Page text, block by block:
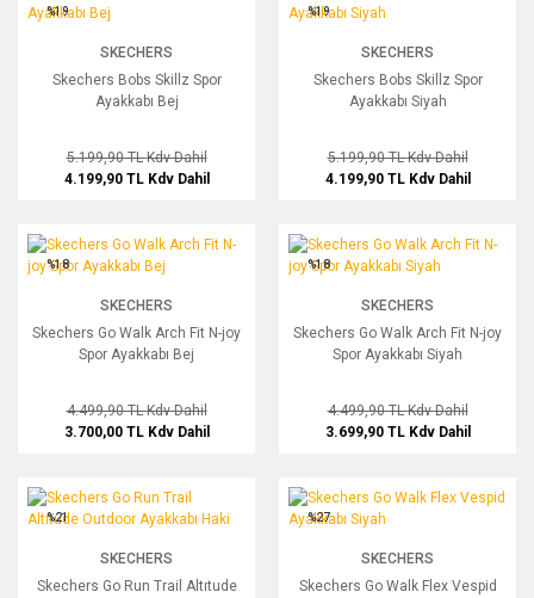
%19
SKECHERS
Skechers Bobs Skillz Spor
Ayakkabı Bej
5.199,90 TLKdv Dahil
4.199,90 TL Kdv Dahil
%19
SKECHERS
Skechers Bobs Skillz Spor
Ayakkabı Siyah
5.199,90 TLKdv Dahil
4.199,90 TL Kdv Dahil
Skechers Go Walk Arch Fit N-joy Spor Ayakkabı Bej
%18
SKECHERS
Skechers Go Walk Arch Fit N-joy
Spor Ayakkabı Bej
4.499,90 TLKdv Dahil
3.700,00 TL Kdv Dahil
Skechers Go Walk Arch Fit N-joy Spor
%18
SKECHERS
Skechers Go Walk Arch Fit N-joy
Spor Ayakkabı Siyah
4.499,90 TLKdv Dahil
3.699,90 TL Kdv Dahil
Skechers Go Run Trail Altıtude Outdoor Ayakkabı Haki
%21
SKECHERS
Skechers Go Run Trail Altıtude
Skechers Go Walk Flex Vespid
%27
SKECHERS
Skechers Go Walk Flex Vespid